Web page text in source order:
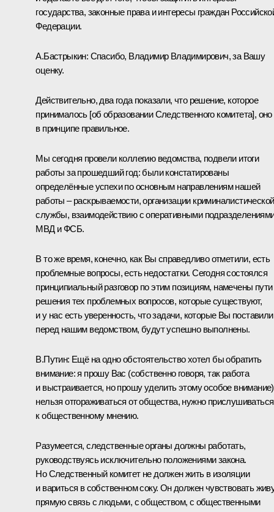
государства, законные права и интересы граждан
Федерации.
А.Бастрыкин: Спасибо, Владимир Владимирович, за Вашу
оценку.
Действительно, два года показали, что решение, которое
принималось [об образовании Следственного комитета], оно
в принципе правильное.
Мы сегодня провели коллегиюведомства, подвели итоги
работы за прошедший год: были констатированы
определённые успехи по основным направлениям нашей
работы – раскрываемости, организации криминалистической
службы, взаимодействию с оперативными
МВД и ФСБ.
В то же время, конечно, как Вы справедливо отметили, есть
проблемные вопросы, есть недостатки. Сегодня состоялся
принципиальный разговор по этим позициям, намечены пути
решения тех проблемных вопросов, которые существуют,
и у нас есть уверенность, что задачи, которые Вы поставили
перед нашим ведомством, будут успешно выполнены.
В.Путин: Ещё на одно обстоятельство хотел бы обратить
внимание: я прошу Вас (собственно говоря, так работа
и выстраивается, но прошу уделить этому особое
нельзя отгораживаться от общества, нужно прислушиваться
к общественному мнению.
Разумеется, следственные органы должны работать,
руководствуясь исключительно положениями закона.
Но Следственный комитет не должен жить в изоляции
и вариться в собственном соку. Он должен чувствовать
прямую связь с людьми, с обществом, с общественными